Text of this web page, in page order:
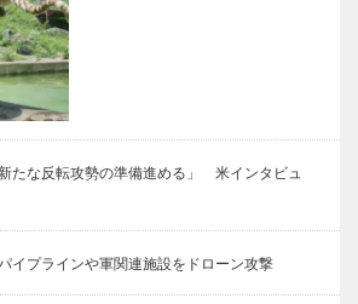
たな反転攻勢の準備進める」 米インタビュ
イプラインや軍関連施設をドローン攻撃